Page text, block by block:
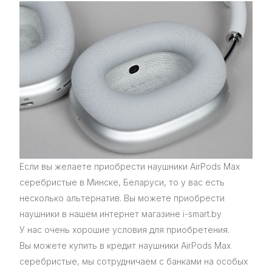
Если вы желаете приобрести наушники AirPods Max
серебристые в Минске, Беларуси, то у вас есть
несколько альтернатив. Вы можете приобрести
наушники в нашем интернет магазине i-smart.by
У нас очень хорошие условия для приобретения.
Вы можете купить в кредит наушники AirPods Max
серебристые, мы сотрудничаем с банками на особых